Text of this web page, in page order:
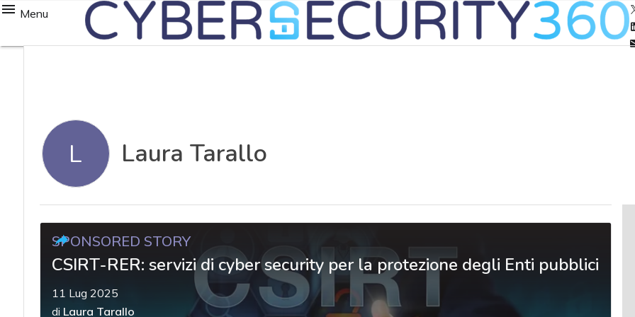
Menu
L Laura Tarallo
SPONSORED STORY
CSIRT-RER: servizi di cyber security per la protezione degli Enti pubblici
11 Lug 2025
di Laura Tarallo